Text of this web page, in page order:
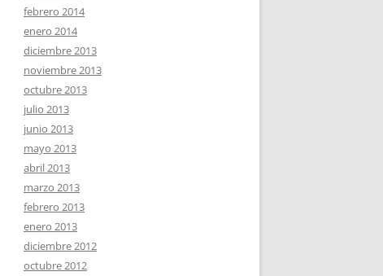
febrero 2014
enero 2014
diciembre 2013
noviembre 2013
octubre 2013
julio 2013
junio 2013
mayo 2013
abril 2013
marzo 2013
febrero 2013
enero 2013
diciembre 2012
octubre 2012